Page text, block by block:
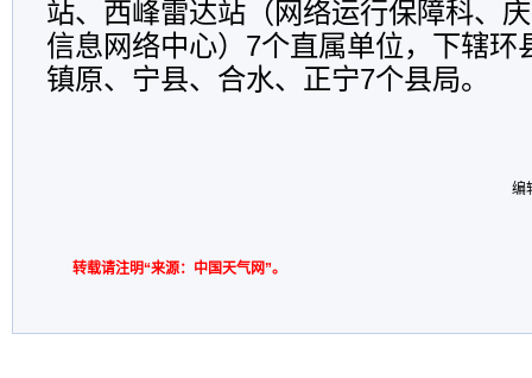
站、西峰雷达站（网络运行保障科、
信息网络中心）7个直属单位，下辖环
镇原、宁县、合水、正宁7个县局。
编
转载请注明“来源：中国天气网”。